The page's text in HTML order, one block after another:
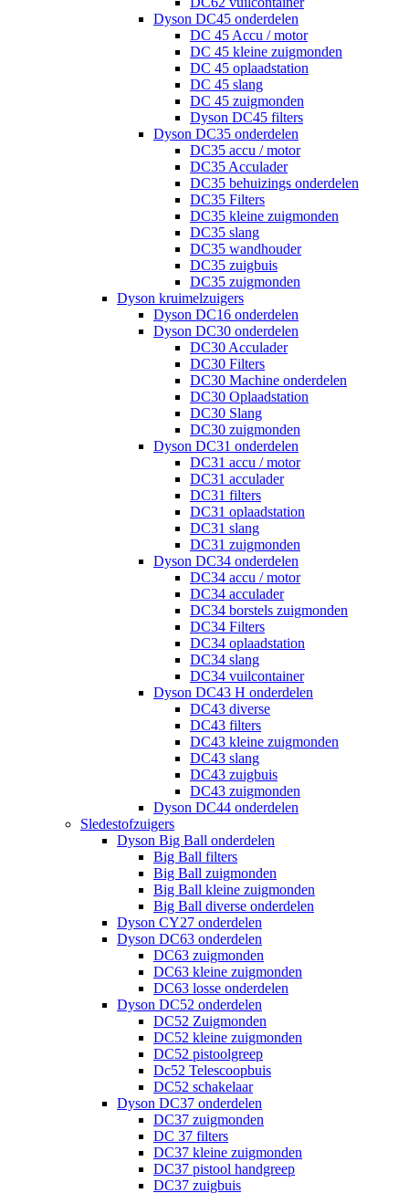
Dyson DC45 onderdelen
DC 45 Accu / motor
DC 45 kleine zuigmonden
DC 45 oplaadstation
DC 45 slang
DC 45 zuigmonden
Dyson DC45 filters
Dyson DC35 onderdelen
DC35 accu / motor
DC35 Acculader
DC35 behuizings onderdelen
DC35 Filters
DC35 kleine zuigmonden
DC35 slang
DC35 wandhouder
DC35 zuigbuis
DC35 zuigmonden
Dyson kruimelzuigers
Dyson DC16 onderdelen
Dyson DC30 onderdelen
DC30 Acculader
DC30 Filters
DC30 Machine onderdelen
DC30 Oplaadstation
DC30 Slang
DC30 zuigmonden
Dyson DC31 onderdelen
DC31 accu / motor
DC31 acculader
DC31 filters
DC31 oplaadstation
DC31 slang
DC31 zuigmonden
Dyson DC34 onderdelen
DC34 accu / motor
DC34 acculader
DC34 borstels zuigmonden
DC34 Filters
DC34 oplaadstation
DC34 slang
DC34 vuilcontainer
Dyson DC43 H onderdelen
DC43 diverse
DC43 filters
DC43 kleine zuigmonden
DC43 slang
DC43 zuigbuis
DC43 zuigmonden
Dyson DC44 onderdelen
Sledestofzuigers
Dyson Big Ball onderdelen
Big Ball filters
Big Ball zuigmonden
Big Ball kleine zuigmonden
Big Ball diverse onderdelen
Dyson CY27 onderdelen
Dyson DC63 onderdelen
DC63 zuigmonden
DC63 kleine zuigmonden
DC63 losse onderdelen
Dyson DC52 onderdelen
DC52 Zuigmonden
DC52 kleine zuigmonden
DC52 pistoolgreep
Dc52 Telescoopbuis
DC52 schakelaar
Dyson DC37 onderdelen
DC37 zuigmonden
DC 37 filters
DC37 kleine zuigmonden
DC37 pistool handgreep
DC37 zuigbuis